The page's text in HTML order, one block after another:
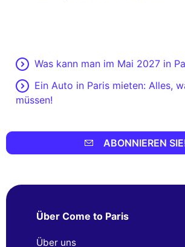
Was kann man im Mai 2027 in
Ein Auto in Paris mieten: Alles,
müssen!
ABONNIEREN
Über Come to Paris
Über uns